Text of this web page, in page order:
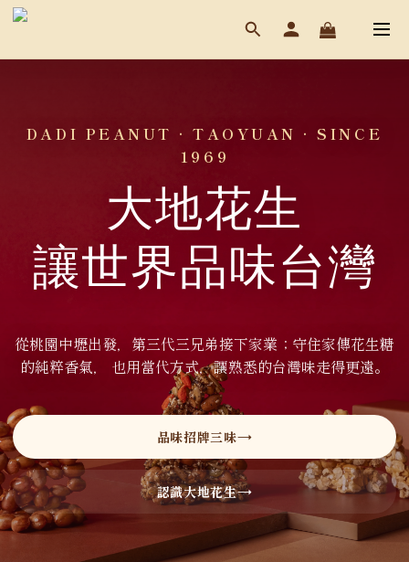
DADI PEANUT · TAOYUAN · SINCE
1969
大地花生
讓世界品味台灣
從桃園中壢出發，第三代三兄弟接下家業；守住家傳花生糖
的純粹香氣， 也用當代方式，讓熟悉的台灣味走得更遠。
品味招牌三味
認識大地花生